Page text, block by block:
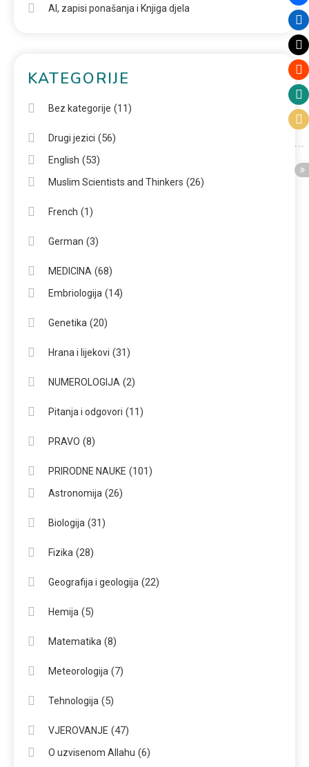
AI, zapisi ponašanja i Knjiga djela
KATEGORIJE
Bez kategorije (11)
Drugi jezici (56)
English (53)
Muslim Scientists and Thinkers (26)
French (1)
German (3)
MEDICINA (68)
Embriologija (14)
Genetika (20)
Hrana i lijekovi (31)
NUMEROLOGIJA (2)
Pitanja i odgovori (11)
PRAVO (8)
PRIRODNE NAUKE (101)
Astronomija (26)
Biologija (31)
Fizika (28)
Geografija i geologija (22)
Hemija (5)
Matematika (8)
Meteorologija (7)
Tehnologija (5)
VJEROVANJE (47)
O uzvisenom Allahu (6)